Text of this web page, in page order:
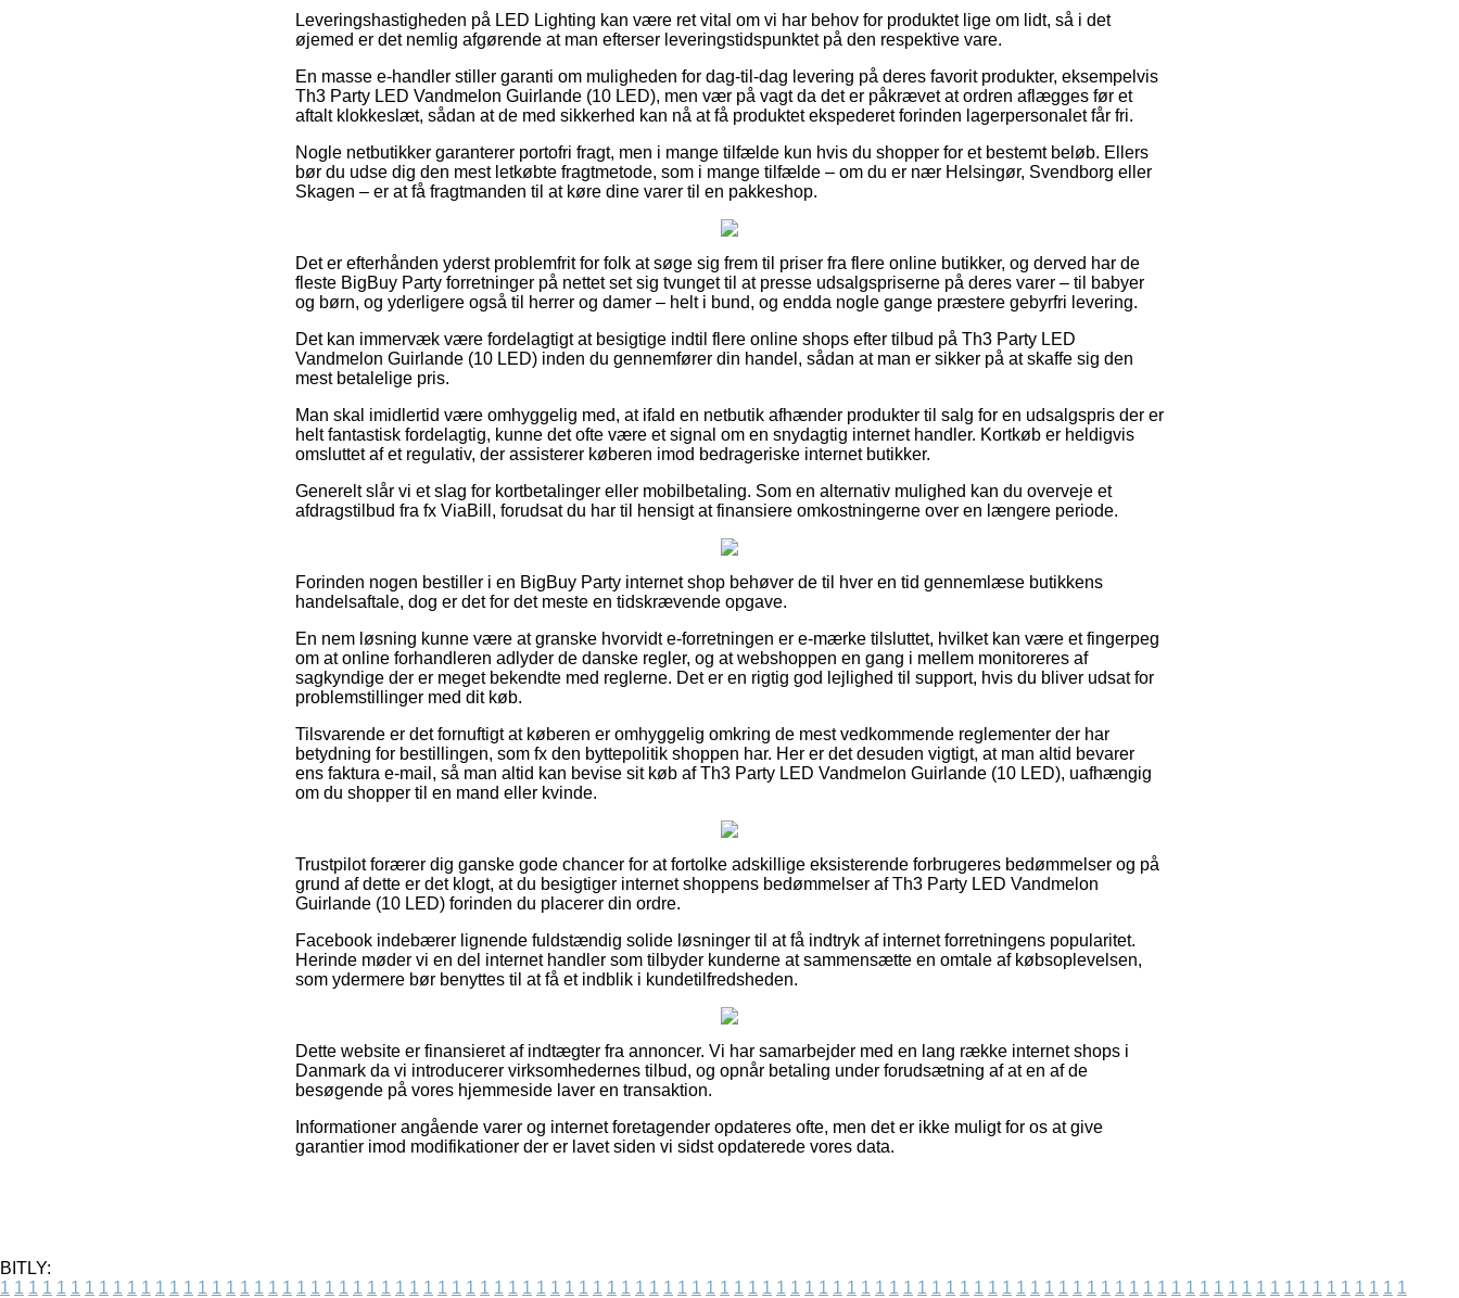
Leveringshastigheden på LED Lighting kan være ret vital om vi har behov for produktet lige om lidt, så i det
øjemed er det nemlig afgørende at man efterser leveringstidspunktet på den respektive vare.
En masse e-handler stiller garanti om muligheden for dag-til-dag levering på deres favorit produkter, eksempelvis
Th3 Party LED Vandmelon Guirlande (10 LED), men vær på vagt da det er påkrævet at ordren aflægges før et
aftalt klokkeslæt, sådan at de med sikkerhed kan nå at få produktet ekspederet forinden lagerpersonalet får fri.
Nogle netbutikker garanterer portofri fragt, men i mange tilfælde kun hvis du shopper for et bestemt beløb. Ellers
bør du udse dig den mest letkøbte fragtmetode, som i mange tilfælde – om du er nær Helsingør, Svendborg eller
Skagen – er at få fragtmanden til at køre dine varer til en pakkeshop.
Det er efterhånden yderst problemfrit for folk at søge sig frem til priser fra flere online butikker, og derved har de
fleste BigBuy Party forretninger på nettet set sig tvunget til at presse udsalgspriserne på deres varer – til babyer
og børn, og yderligere også til herrer og damer – helt i bund, og endda nogle gange præstere gebyrfri levering.
Det kan immervæk være fordelagtigt at besigtige indtil flere online shops efter tilbud på Th3 Party LED
Vandmelon Guirlande (10 LED) inden du gennemfører din handel, sådan at man er sikker på at skaffe sig den
mest betalelige pris.
Man skal imidlertid være omhyggelig med, at ifald en netbutik afhænder produkter til salg for en udsalgspris der er
helt fantastisk fordelagtig, kunne det ofte være et signal om en snydagtig internet handler. Kortkøb er heldigvis
omsluttet af et regulativ, der assisterer køberen imod bedrageriske internet butikker.
Generelt slår vi et slag for kortbetalinger eller mobilbetaling. Som en alternativ mulighed kan du overveje et
afdragstilbud fra fx ViaBill, forudsat du har til hensigt at finansiere omkostningerne over en længere periode.
Forinden nogen bestiller i en BigBuy Party internet shop behøver de til hver en tid gennemlæse butikkens
handelsaftale, dog er det for det meste en tidskrævende opgave.
En nem løsning kunne være at granske hvorvidt e-forretningen er e-mærke tilsluttet, hvilket kan være et fingerpeg
om at online forhandleren adlyder de danske regler, og at webshoppen en gang i mellem monitoreres af
sagkyndige der er meget bekendte med reglerne. Det er en rigtig god lejlighed til support, hvis du bliver udsat for
problemstillinger med dit køb.
Tilsvarende er det fornuftigt at køberen er omhyggelig omkring de mest vedkommende reglementer der har
betydning for bestillingen, som fx den byttepolitik shoppen har. Her er det desuden vigtigt, at man altid bevarer
ens faktura e-mail, så man altid kan bevise sit køb af Th3 Party LED Vandmelon Guirlande (10 LED), uafhængig
om du shopper til en mand eller kvinde.
Trustpilot forærer dig ganske gode chancer for at fortolke adskillige eksisterende forbrugeres bedømmelser og på
grund af dette er det klogt, at du besigtiger internet shoppens bedømmelser af Th3 Party LED Vandmelon
Guirlande (10 LED) forinden du placerer din ordre.
Facebook indebærer lignende fuldstændig solide løsninger til at få indtryk af internet forretningens popularitet.
Herinde møder vi en del internet handler som tilbyder kunderne at sammensætte en omtale af købsoplevelsen,
som ydermere bør benyttes til at få et indblik i kundetilfredsheden.
Dette website er finansieret af indtægter fra annoncer. Vi har samarbejder med en lang række internet shops i
Danmark da vi introducerer virksomhedernes tilbud, og opnår betaling under forudsætning af at en af de
besøgende på vores hjemmeside laver en transaktion.
Informationer angående varer og internet foretagender opdateres ofte, men det er ikke muligt for os at give
garantier imod modifikationer der er lavet siden vi sidst opdaterede vores data.
BITLY:
1 1 1 1 1 1 1 1 1 1 1 1 1 1 1 1 1 1 1 1 1 1 1 1 1 1 1 1 1 1 1 1 1 1 1 1 1 1 1 1 1 1 1 1 1 1 1 1 1 1 1 1 1 1 1 1 1 1 1 1 1 1 1 1 1 1 1 1 1 1 1 1 1 1 1 1 1 1 1 1 1 1 1 1 1 1 1 1 1 1 1 1 1 1 1 1 1 1 1 1